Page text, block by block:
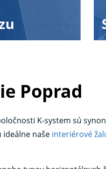
Poprad
K-system sú
ideálne naše interiérové